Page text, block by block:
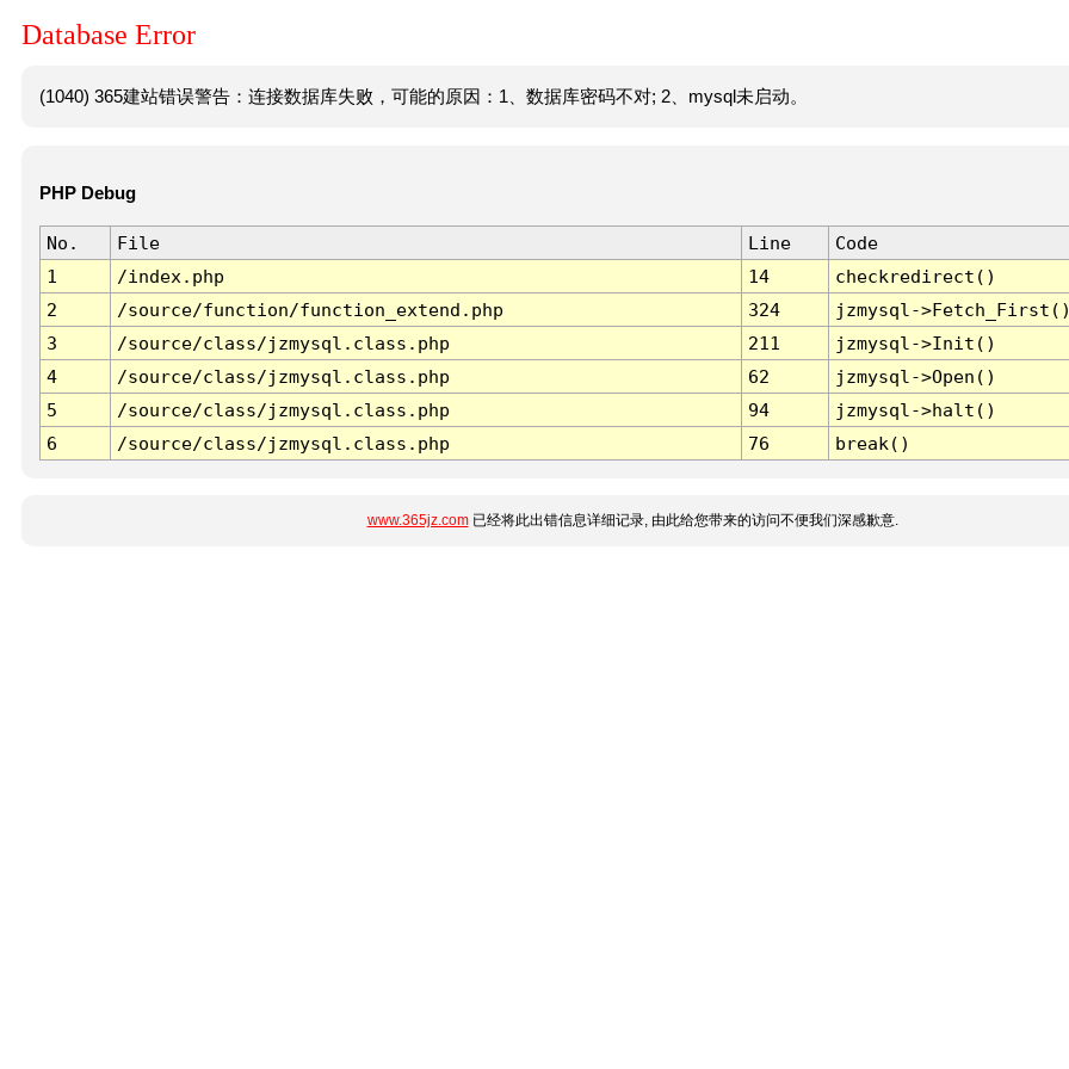
Database Error
(1040) 365建站错误警告：连接数据库失败，可能的原因：1、数据库密码不对; 2、mysql未启动。
PHP Debug
No. File Line
Code
1
/index.php 14
checkredirect()
2
/source/function/function_extend.php 324
jzmysql-
3
/source/class/jzmysql.class.php 211
jzmysql->Init()
4
/source/class/jzmysql.class.php 62
jzmysql->Open()
5
/source/class/jzmysql.class.php 94
jzmysql->halt()
6
/source/class/jzmysql.class.php 76 break()
www.365jz.com已经将此出错信息详细记录, 由此给您带来的访问不便我们深感歉意.